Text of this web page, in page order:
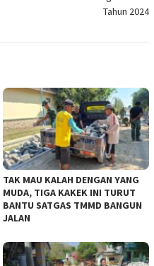
Tahun 2024
TAK MAU KALAH DENGAN YANG
MUDA, TIGA KAKEK INI TURUT
BANTU SATGAS TMMD BANGUN
JALAN